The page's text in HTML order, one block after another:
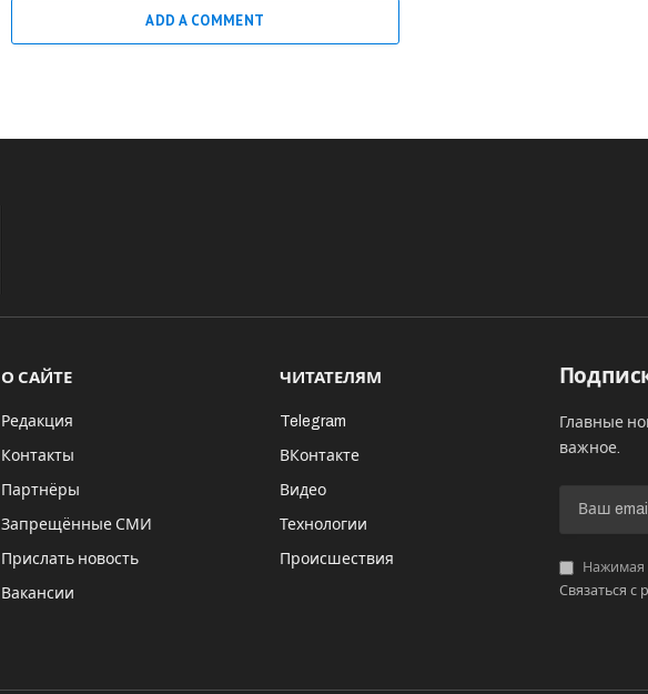
ADD A COMMENT
О САЙТЕ
Редакция
Контакты
Партнёры
Запрещённые СМИ
Прислать новость
Вакансии
ЧИТАТЕЛЯМ
Telegram
ВКонтакте
Видео
Технологии
Происшествия
Главные
важное.
Нажимая
Связаться с